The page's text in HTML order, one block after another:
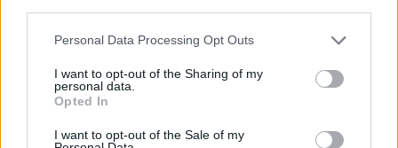
Please note that this website/app uses one or more Google
not limited to your visit or usage behaviour. You may click to
grant or deny consent to Google and its third-party tags to
use your data for below specified purposes in below Google
consent section.
Personal Data Processing Opt Outs
I want to opt-out of the Sharing of my
personal data.
Opted In
I want to opt-out of the Sale of my
porta con sé una mappa tascabile dei vicoli